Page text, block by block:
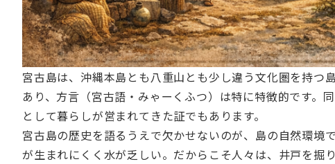
宮古島は、沖縄本島とも八重山とも少し違う文化圏を持つ
あり、方言（宮古語・みゃーくふつ）は特に特徴的です。
として暮らしが営まれてきた証でもあります。
宮古島の歴史を語るうえで欠かせないのが、島の自然環境
が生まれにくく水が乏しい。だからこそ人々は、井戸を掘